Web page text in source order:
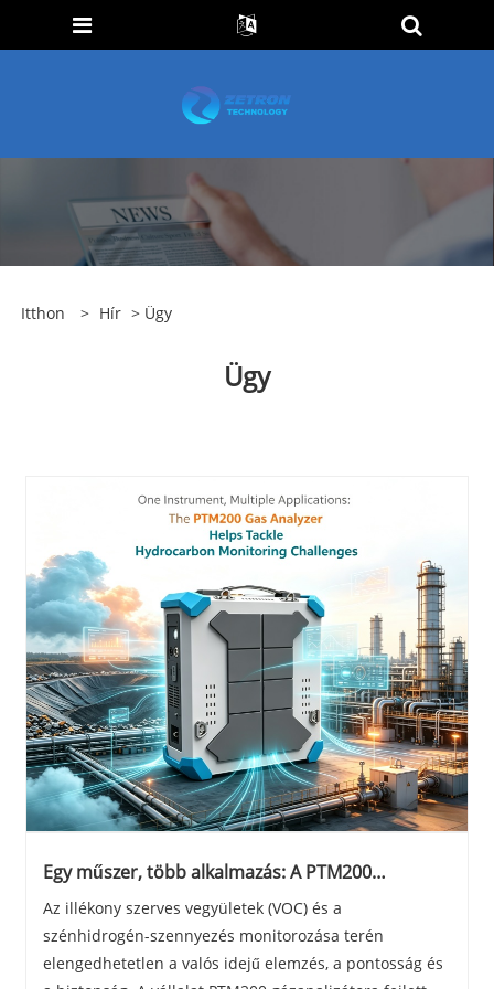
Itthon > Hír > Ügy
Ügy
Egy műszer, több alkalmazás: A PTM200
ellenőrzési kihívásokkal
Az illékony szerves vegyületek (VOC) és a
szénhidrogén-szennyezés monitorozása terén
elengedhetetlen a valós idejű elemzés, a pontosság és